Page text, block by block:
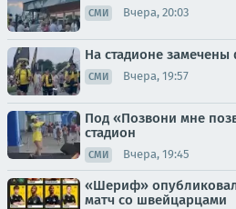
СМИ Вчера, 20:03
На стадионе
СМИ Вчера, 19:57
Под «Позвони мне
стадион
СМИ Вчера, 19:45
«Шериф» опубликовал
матч со швейцарцами